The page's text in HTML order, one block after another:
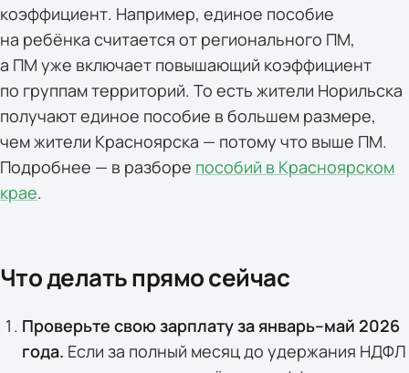
коэффициент. Например, единое пособие
на ребёнка считается от регионального ПМ,
а ПМ уже включает повышающий коэффициент
по группам территорий. То есть жители Норильска
получают единое пособие в большем размере,
чем жители Красноярска — потому что выше ПМ.
Подробнее — в разборе пособий в Красноярском
крае.
Что делать прямо сейчас
Проверьте свою зарплату за январь–май 2026
года. Если за полный месяц до удержания НДФЛ